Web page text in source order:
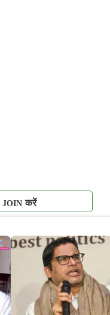
JOIN करें